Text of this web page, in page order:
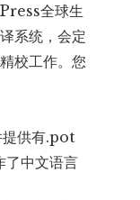
全球生
系统，会定
校工作。您
提供有.pot
中文语言